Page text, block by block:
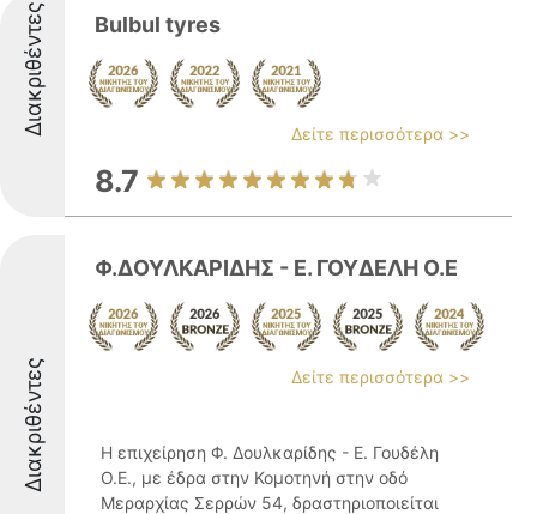
Διακριθέντες Bulbul tyres
Δείτε περισσότερα >>
8.7
Διακριθέντες
Φ.ΔΟΥΛΚΑΡΙΔΗΣ - Ε. ΓΟΥΔΕΛΗ Ο.Ε
Δείτε περισσότερα >>
Η επιχείρηση Φ. Δουλκαρίδης - Ε. Γουδέλη
Ο.Ε., με έδρα στην Κομοτηνή στην οδό
Μεραρχίας Σερρών 54, δραστηριοποιείται